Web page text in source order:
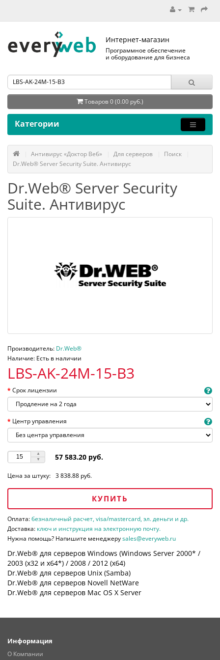
Интернет-магазин
Программное обеспечение
и оборудование для бизнеса
Товаров 0 (0.00 руб.)
Категории
Антивирус «Доктор Веб» Для серверов
Поиск
Dr.Web® Server Security Suite. Антивирус
Dr.Web® Server Security
Suite. Антивирус
Производитель: Dr.Web®
Наличие: Есть в наличии
LBS-AK-24M-15-B3
Срок лицензии
Центр управления
57 583.20 руб.
Цена за штуку: 3 838.88 руб.
КУПИТЬ
Оплата:безналичный расчет, visa/mastercard, эл. деньги и др.
Доставка: ключ и инструкция на электронную почту.
Нужна помощь? Напишите менеджеруsales@everyweb.ru
Dr.Web® для серверов Windows (Windows Server 2000* /
2003 (х32 и х64*) / 2008 / 2012 (х64)
Dr.Web® для серверов Unix (Samba)
Dr.Web® для серверов Novell NetWare
Dr.Web® для серверов Mac OS X Server
Информация
О Компании